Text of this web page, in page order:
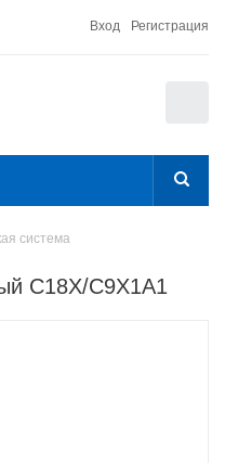
Вход Регистрация
система
C18Х/C9X1A1